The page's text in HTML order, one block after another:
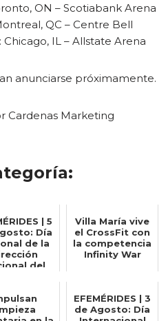
ON – Scotiabank Arena
QC – Centre Bell
IL – Allstate Arena
anunciarse próximamente.
Cardenas Marketing
| 5
Día
de la
del
Villa María vive
el CrossFit con
la competencia
Infinity War
EFEMÉRIDES | 3
de Agosto: Día